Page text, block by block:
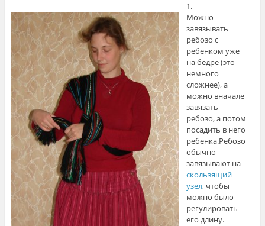
1.
Можно
завязывать
ребозо с
ребенком уже
на бедре (это
немного
сложнее), а
можно вначале
завязать
ребозо, а потом
посадить в него
ребенка.Ребозо
обычно
завязывают на
скользящий
узел, чтобы
можно было
регулировать
его длину.